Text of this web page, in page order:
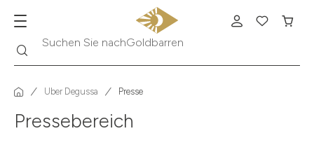
Suchen Sie nachGoldbarren
Über Degussa Presse
Pressebereich